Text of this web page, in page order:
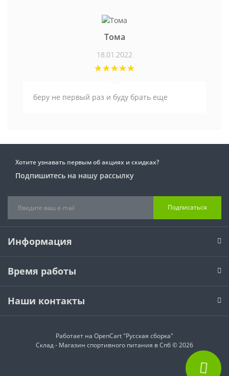
Тома
18.01.2022
беру не первый раз и буду брать еще
Хотите узнавать первым об акциях и скидках?
Подпишитесь на нашу рассылку
Подписаться
Информация
Время работы
Наши контакты
Работает на OpenCart "Русская сборка"
Склад - Магазин спортивного питания в Спб © 2026